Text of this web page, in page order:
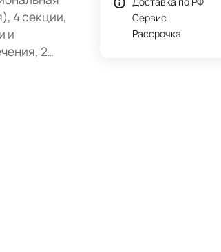
4 секции,
и
2
ограждения с
Сервис
Рассрочка